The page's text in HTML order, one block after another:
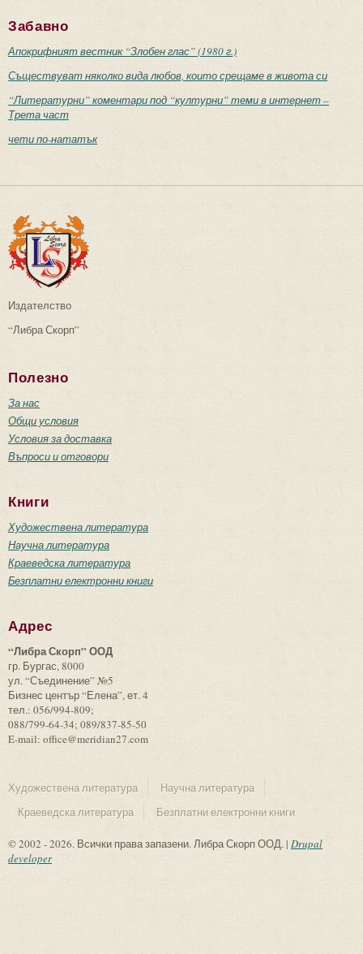
Забавно
Апокрифният вестник “Злобен глас” (1980 г.)
Съществуват няколко вида любов, които срещаме в живота си
“Литературни” коментари под “културни” теми в интернет –
Трета част
чети по-нататък
Издателство
“Либра Скорп”
Полезно
За нас
Общи условия
Условия за доставка
Въпроси и отговори
Книги
Художествена литература
Научна литература
Краеведска литература
Безплатни електронни книги
Адрес
“Либра Скорп” ООД
гр. Бургас, 8000
ул. “Съединение” №5
Бизнес център “Елена”, ет. 4
тел.: 056/994-809;
088/799-64-34; 089/837-85-50
E-mail: office@meridian27.com
Художествена литература
Научна литература
Краеведска литература
Безплатни електронни книги
© 2002 - 2026. Всички права запазени. Либра Скорп ООД. | Drupal
developer